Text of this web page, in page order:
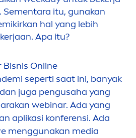
Sementara itu, gunakan
hal yang lebih
Apa itu?
Bisnis Online
seperti saat ini, banyak
juga pengusaha yang
webinar. Ada yang
aplikasi konferensi. Ada
menggunakan media